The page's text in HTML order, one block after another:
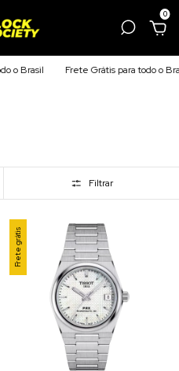
0
Frete Grátis para todo o Brasil Frete
Filtrar
Frete grátis